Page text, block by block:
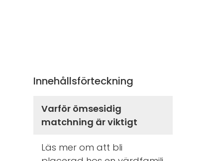
Innehållsförteckning
Varför ömsesidig
matchning är viktigt
Läs mer om att bli